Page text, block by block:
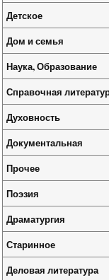
Детское
Дом и семья
Наука, Образование
Справочная
Духовность
Документальная
Прочее
Поэзия
Драматургия
Старинное
Деловая литература